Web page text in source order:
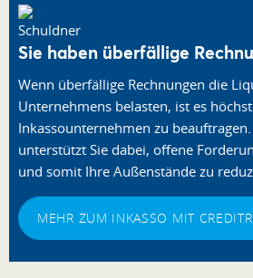
Sie haben überfällige
Wenn überfällige Rechnungen die
Unternehmens belasten, ist es
Inkassounternehmen zu
unterstützt Sie dabei, offene
und somit Ihre Außenstände zu
MEHR ZUM INKASSO MIT